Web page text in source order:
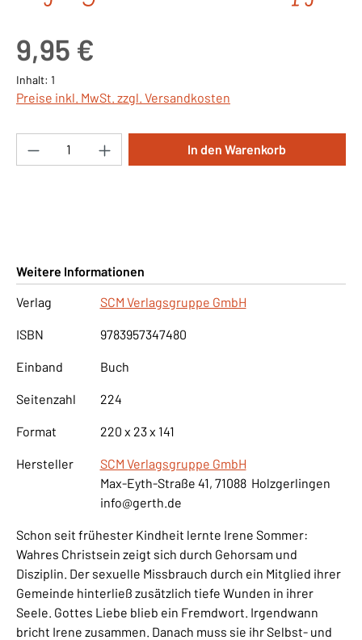
9,95 €
Inhalt: 1
Preise inkl. MwSt. zzgl. Versandkosten
Produkt Anzahl: Gib den gewünschten
In den Warenkorb
Weitere Informationen
Verlag
SCM Verlagsgruppe GmbH
ISBN 9783957347480
Einband Buch
Seitenzahl 224
Format 220 x 23 x 141
Hersteller
SCM Verlagsgruppe GmbH
Max-Eyth-Straße 41, 71088 Holzgerlingen
info@gerth.de
Schon seit frühester Kindheit lernte Irene Sommer:
Wahres Christsein zeigt sich durch Gehorsam und
Disziplin. Der sexuelle Missbrauch durch ein Mitglied ihrer
Gemeinde hinterließ zusätzlich tiefe Wunden in ihrer
Seele. Gottes Liebe blieb ein Fremdwort. Irgendwann
bricht Irene zusammen. Danach muss sie ihr Selbst- und